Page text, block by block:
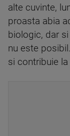
alte cuvinte,
proasta abia
biologic, dar
nu este
si contribuie